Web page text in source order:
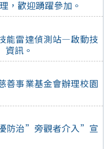
，歡迎踴躍參加。
能雷達偵測站—啟動技
資訊。
善事業基金會辦理校園
防治”旁觀者介入”宣